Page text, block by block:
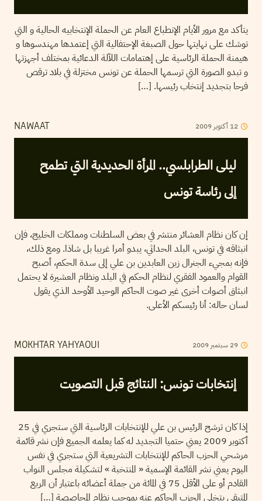
يتأكد مع مرور الأيام الإنطباع العام عن الحملة الإنتخابيه الحالية و التي
توشك على نهايتها حول الصبغة الإحتفالية التي إعتمدها مهندسوها و
هيمنة الحملة الرئاسية على إهتمامات اللآلة الدعائية بمختلف أجهزتها
و تبدو الصورة التي ترسمها الحملة عن تونس مختزلة في بلاد ترقص
فرحا بتجديد إنتخاب رئيسها. […]
NAWAAT 12 أكتوبر 2009
ليلى الطرابلسي.. المرأة الحديدية التي تطمح
إلى رئاسة تونس
إن كان نظام العشائر منتشر في بعض السلطنات ومملكات الخليج، فإن
انبثاقه في تونس، البلد الحداثي، يبدو أمرا غريبا بل شاذا. ومع ذلك،
فإنه بمجيء الجنرال زين العابدين بن علي إلى سدة الحكم، أصبح
القوام والعمود الفقري لنظام الحكم في البلد ونظام العشيرة لا يحتمل
انبثاق أصوات أخرى غير صوت الحاكم الوحيد الأوحد الذي يقول
لسان حاله: أنا رئيسكم الأعلى.
MOKHTAR YAHYAOUI 29 سبتمبر 2009
إنتخابات تـونس: النتائج قبل التصويت
إذا كان ترشح الرئيس بن علي للإنتخابات الرئاسية التي ستجري في 25
أكتوبر 2009 يعني حتميا التجديد له كما يعلمه الجميع فإن نشر قائمة
مرشحي الحزب الحاكم للإنتخابات التشريعية التي ستجري في نفس
اليوم يعني نشر القائمة الإسمية « المنتخبة » لتشكيلة مجلس النواب
القادم أو على الأقل 75 في المائة من جملة أعضائه باعتبار أن الربع
المتبقي يتخلى الحزب الحاكم عنه بموجب نظام المحاصصة […]